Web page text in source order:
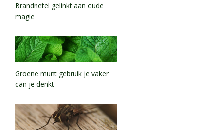
Brandnetel gelinkt aan oude
magie
Groene munt gebruik je vaker
dan je denkt